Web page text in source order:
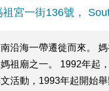
宮一街136號，
沿海一帶遷徙而來。
祖廟之一。 1992年起
活動，1993年起開始